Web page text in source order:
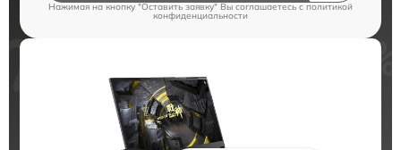
Нажимая на кнопку "Оставить заявку" Вы соглашаетесь cполитикой
конфиденциальности